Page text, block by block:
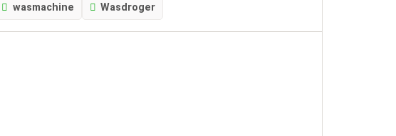
wasmachine Wasdroger